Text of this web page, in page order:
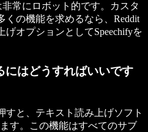
常にロボット的です。カスタ
くの機能を求めるなら、Reddit
オプションとしてSpeechifyを
にはどうすればいいです
すと、テキスト読み上げソフト
す。この機能はすべてのサブ